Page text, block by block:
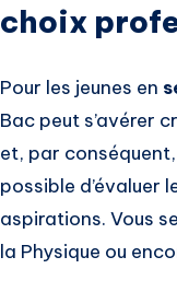
choix
Pour les jeunes en
Bac peut s’avérer
et, par
possible d’évaluer
aspirations. Vous
la Physique ou